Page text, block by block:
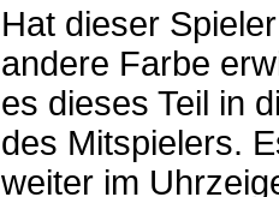
Hat dieser
andere Farbe
es dieses Teil in
des Mitspielers.
weiter im